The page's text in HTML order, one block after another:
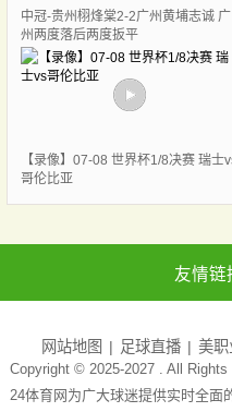
中冠-贵州栩烽棠2-2广州黄埔志诚 广
州两度落后两度扳平
【录像】07-08 世界杯1/8决赛 瑞士
哥伦比亚
友情链
网站地图 足球直播 美职
Copyright © 2025-2027 . All Rights
24体育网为广大球迷提供实时全面